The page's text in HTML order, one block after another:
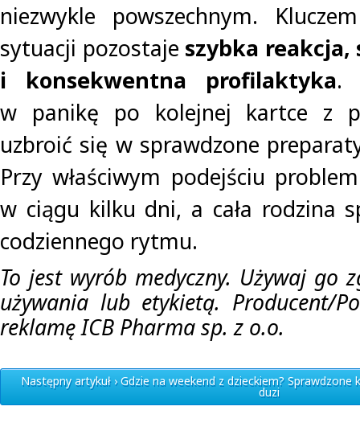
niezwykle powszechnym.
sytuacji pozostaje szybka reakcja,
i konsekwentna profilaktyka.
w panikę po kolejnej kartce z
uzbroić się w sprawdzone
Przy właściwym podejściu
w ciągu kilku dni, a cała rodzina
codziennego rytmu.
To jest wyrób medyczny. Używaj go
używania lub etykietą. Producent/
reklamę ICB Pharma sp. z o.o.
Następny artykuł › Gdzie na weekend z dzieckiem?
duzi